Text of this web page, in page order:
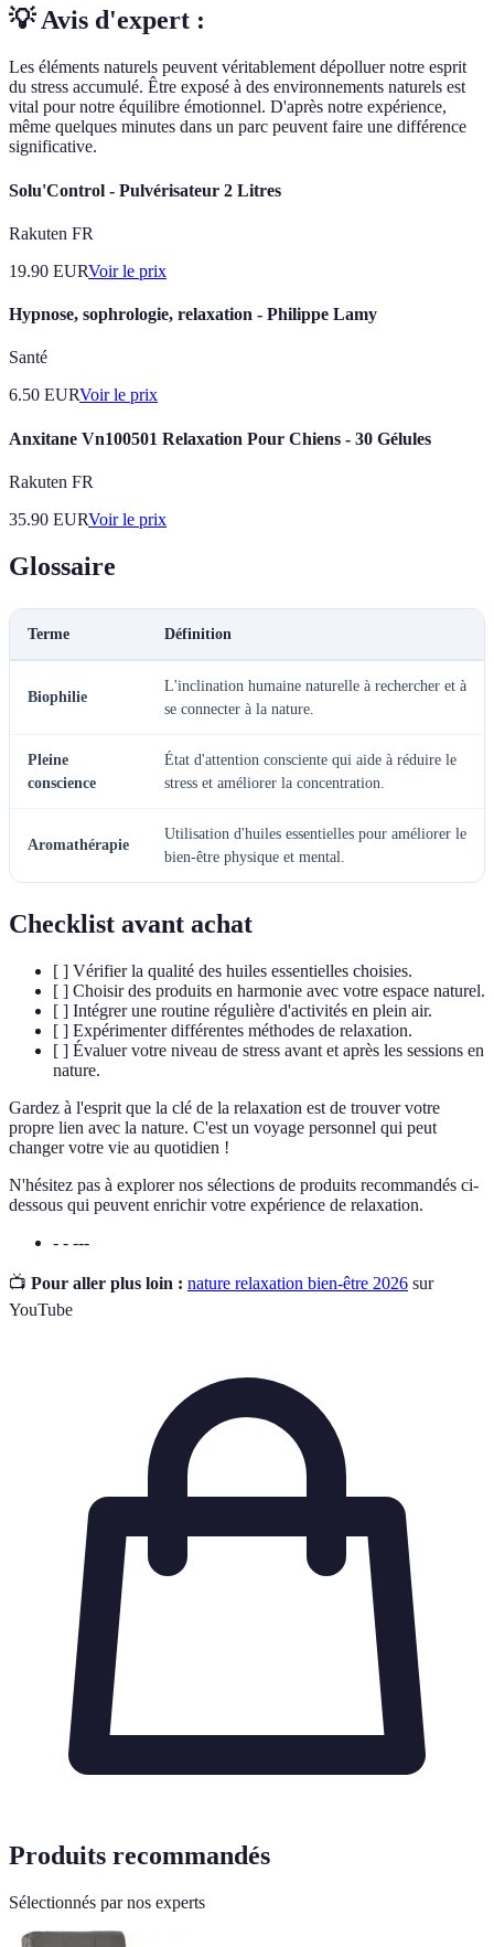
💡 Avis d'expert :
Les éléments naturels peuvent véritablement dépolluer notre esprit
du stress accumulé. Être exposé à des environnements naturels est
vital pour notre équilibre émotionnel. D'après notre expérience,
même quelques minutes dans un parc peuvent faire une différence
significative.
Solu'Control - Pulvérisateur 2 Litres
Rakuten FR
19.90 EURVoir le prix
Hypnose, sophrologie, relaxation - Philippe Lamy
Santé
6.50 EURVoir le prix
Anxitane Vn100501 Relaxation Pour Chiens - 30 Gélules
Rakuten FR
35.90 EURVoir le prix
Glossaire
Terme Définition
Biophilie
L'inclination humaine naturelle à rechercher et à
se connecter à la nature.
Pleine
conscience
État d'attention consciente qui aide à réduire le
stress et améliorer la concentration.
Aromathérapie
Utilisation d'huiles essentielles pour améliorer le
bien-être physique et mental.
Checklist avant achat
[ ] Vérifier la qualité des huiles essentielles choisies.
[ ] Choisir des produits en harmonie avec votre espace naturel.
[ ] Intégrer une routine régulière d'activités en plein air.
[ ] Expérimenter différentes méthodes de relaxation.
[ ] Évaluer votre niveau de stress avant et après les sessions en
nature.
Gardez à l'esprit que la clé de la relaxation est de trouver votre
propre lien avec la nature. C'est un voyage personnel qui peut
changer votre vie au quotidien !
N'hésitez pas à explorer nos sélections de produits recommandés ci-
dessous qui peuvent enrichir votre expérience de relaxation.
- - ---
📺 Pour aller plus loin : nature relaxation bien-être 2026 sur
YouTube
Produits recommandés
Sélectionnés par nos experts